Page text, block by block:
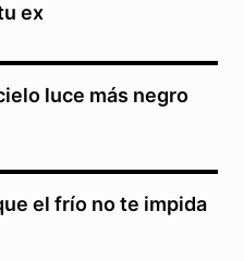
ex
luce más negro
el frío no te impida